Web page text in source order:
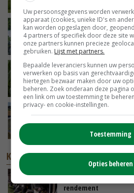
Oekraïne-vlogger
de ambassade mag
07-08-2026
Limburgse mais van
goed
07-08-2026
Droogte veroorzaakt
KENNISPARTNERS
Vijf slimme keuzes
rendement
Uw persoonsgegevens worden
apparaat (cookies, unieke ID's en
kan worden opgeslagen door,
4 partners of specifiek door deze site
onze partners kunnen precieze
gebruiken. Lijst met partners.
Bepaalde leveranciers kunnen uw
verwerken op basis van
hiertegen bezwaar maken door uw
beheren. Zoek onderaan deze pagina
een link om uw toestemming te
privacy- en cookie-instellingen.
Toestemming
Opties beheren